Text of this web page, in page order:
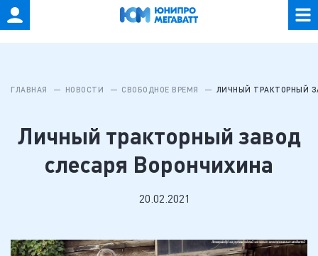
ГЛАВНАЯ НОВОСТИ СВОБОДНОЕ ВРЕМЯ ЛИЧНЫЙ ТРАКТОРНЫЙ
Личный тракторный завод
слесаря Ворончихина
20.02.2021